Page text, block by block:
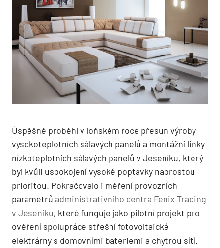
Úspěšně proběhl v loňském roce přesun výroby
vysokoteplotních sálavých panelů a montážní linky
nízkoteplotních sálavých panelů v Jeseníku, který
byl kvůli uspokojení vysoké poptávky naprostou
prioritou. Pokračovalo i měření provozních
parametrů administrativního centra Fenix Trading
v Jeseníku, které funguje jako pilotní projekt pro
ověření spolupráce střešní fotovoltaické
elektrárny s domovními bateriemi a chytrou sítí.